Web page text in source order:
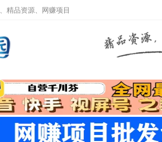
精品资源、网赚项目